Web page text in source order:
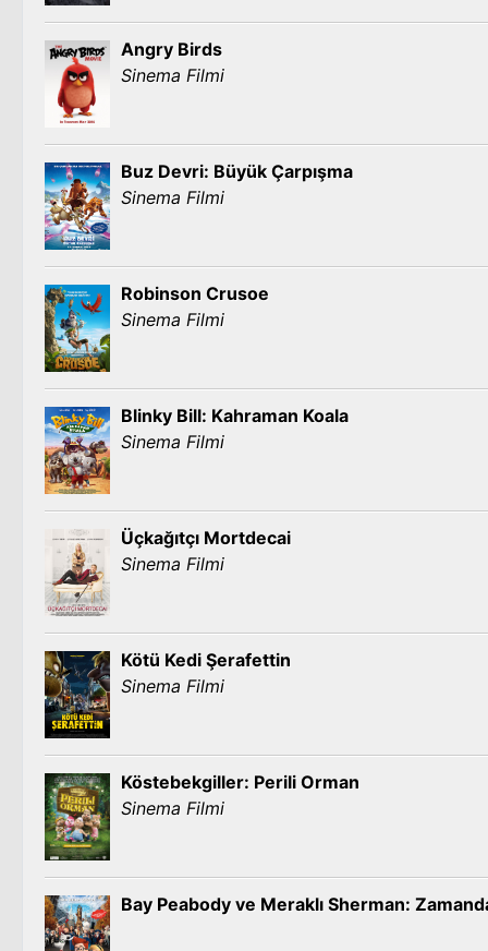
Angry Birds
Sinema Filmi
Buz Devri: Büyük Çarpışma
Sinema Filmi
Robinson Crusoe
Sinema Filmi
Blinky Bill: Kahraman Koala
Sinema Filmi
Üçkağıtçı Mortdecai
Sinema Filmi
Kötü Kedi Şerafettin
Sinema Filmi
Köstebekgiller: Perili Orman
Sinema Filmi
Bay Peabody ve Meraklı Sherman: